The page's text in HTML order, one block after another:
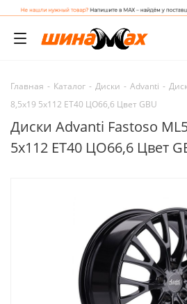
Главная - Каталог - Диски - Advanti -
8,5x19 5x112 ET40 ЦО66,6 Цвет GBU
Диски Advanti Fastoso
5x112 ET40 ЦО66,6 Цвет